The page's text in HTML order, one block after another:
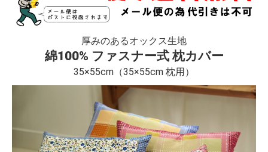
厚みのあるオックス生地
綿100% ファスナー式 枕カバー
35×55cm（35×55cm 枕用）